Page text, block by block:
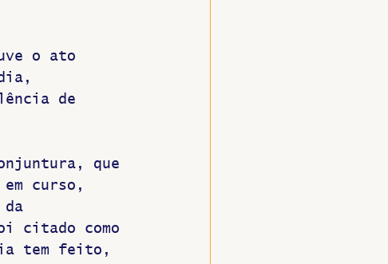
o ato
de
que
curso,
da
citado como
tem feito,